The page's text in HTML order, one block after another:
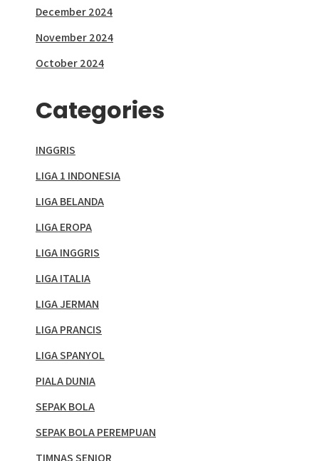
December 2024
November 2024
October 2024
Categories
INGGRIS
LIGA 1 INDONESIA
LIGA BELANDA
LIGA EROPA
LIGA INGGRIS
LIGA ITALIA
LIGA JERMAN
LIGA PRANCIS
LIGA SPANYOL
PIALA DUNIA
SEPAK BOLA
SEPAK BOLA PEREMPUAN
TIMNAS SENIOR